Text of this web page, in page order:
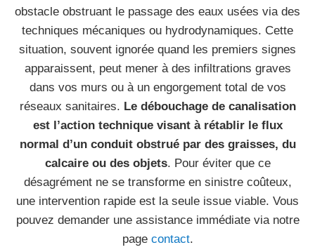
obstacle obstruant le passage des eaux usées via des
techniques mécaniques ou hydrodynamiques. Cette
situation, souvent ignorée quand les premiers signes
apparaissent, peut mener à des infiltrations graves
dans vos murs ou à un engorgement total de vos
réseaux sanitaires. Le débouchage de canalisation
est l’action technique visant à rétablir le flux
normal d’un conduit obstrué par des graisses, du
calcaire ou des objets. Pour éviter que ce
désagrément ne se transforme en sinistre coûteux,
une intervention rapide est la seule issue viable. Vous
pouvez demander une assistance immédiate via notre
page contact.